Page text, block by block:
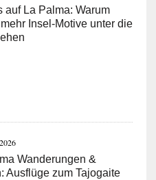
auf La Palma: Warum
Insel-Motive unter die
Wanderungen &
Ausflüge zum Tajogaite